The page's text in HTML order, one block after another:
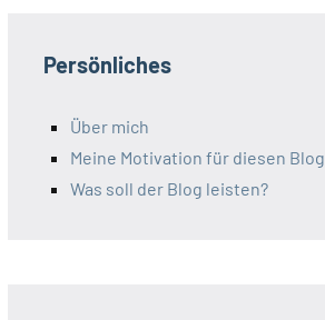
Persönliches
Über mich
Meine Motivation für diesen Blog
Was soll der Blog leisten?